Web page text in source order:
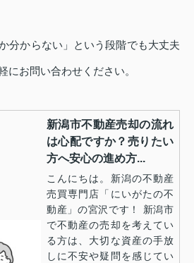
分からない」という段階でも大丈夫
にお問い合わせください。
新潟市不動産売却の流れ
は心配ですか？売りたい
方へ安心の進め方...
こんにちは。新潟の不動産
売買専門店「にいがたの不
動産」の宮沢です！ 新潟市
で不動産の売却を考えてい
る方は、大切な資産の手放
しに不安や疑問を感じてい